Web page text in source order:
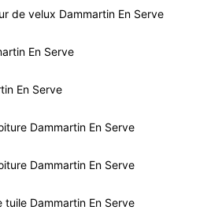
de velux Dammartin En Serve
En Serve
En Serve
Dammartin En Serve
Dammartin En Serve
Dammartin En Serve